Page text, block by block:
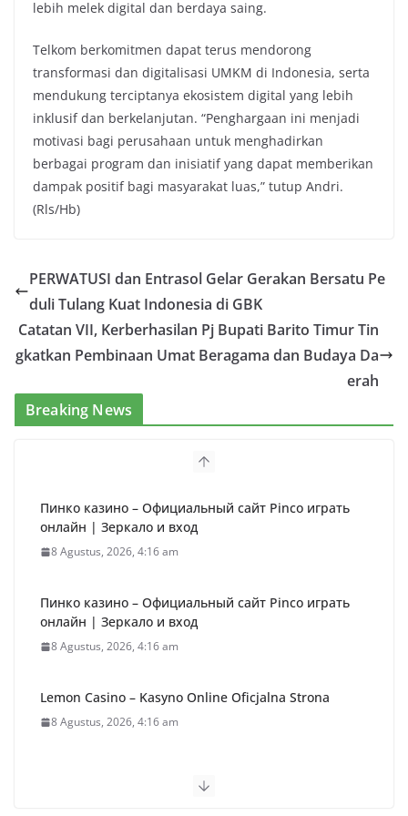
lebih melek digital dan berdaya saing.
Telkom berkomitmen dapat terus mendorong
transformasi dan digitalisasi UMKM di Indonesia, serta
mendukung terciptanya ekosistem digital yang lebih
inklusif dan berkelanjutan. “Penghargaan ini menjadi
motivasi bagi perusahaan untuk menghadirkan
berbagai program dan inisiatif yang dapat memberikan
dampak positif bagi masyarakat luas,” tutup Andri.
(Rls/Hb)
PERWATUSI dan Entrasol Gelar Gerakan Bersatu Pe
duli Tulang Kuat Indonesia di GBK
Catatan VII, Kerberhasilan Pj Bupati Barito Timur Tin
gkatkan Pembinaan Umat Beragama dan Budaya Da
erah
Breaking News
Пинко казино – Официальный сайт Pinco играть
онлайн | Зеркало и вход
8 Agustus, 2026, 4:16 am
Пинко казино – Официальный сайт Pinco играть
онлайн | Зеркало и вход
8 Agustus, 2026, 4:16 am
Lemon Casino – Kasyno Online Oficjalna Strona
8 Agustus, 2026, 4:16 am
играть онлайн – Вход, Зеркало